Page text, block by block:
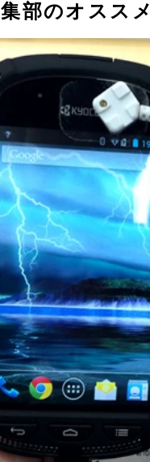
部のオススメ